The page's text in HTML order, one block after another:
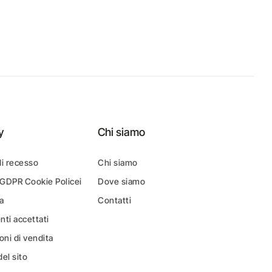
recesso
Cookie Policei
accettati
di vendita
sito
Chi siamo
Chi siamo
Dove siamo
Contatti